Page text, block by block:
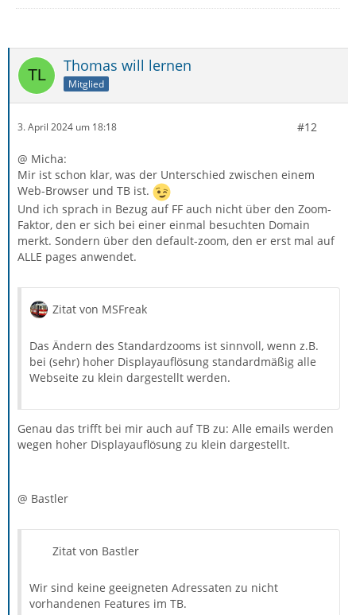
Thomas will lernen
Mitglied
3. April 2024 um 18:18 #12
@ Micha:
Mir ist schon klar, was der Unterschied zwischen einem
Web-Browser und TB ist.
Und ich sprach in Bezug auf FF auch nicht über den Zoom-
Faktor, den er sich bei einer einmal besuchten Domain
merkt. Sondern über den default-zoom, den er erst mal auf
ALLE pages anwendet.
Zitat von MSFreak
Das Ändern des Standardzooms ist sinnvoll, wenn z.B.
bei (sehr) hoher Displayauflösung standardmäßig alle
Webseite zu klein dargestellt werden.
Genau das trifft bei mir auch auf TB zu: Alle emails werden
wegen hoher Displayauflösung zu klein dargestellt.
@ Bastler
Zitat von Bastler
Wir sind keine geeigneten Adressaten zu nicht
vorhandenen Features im TB.